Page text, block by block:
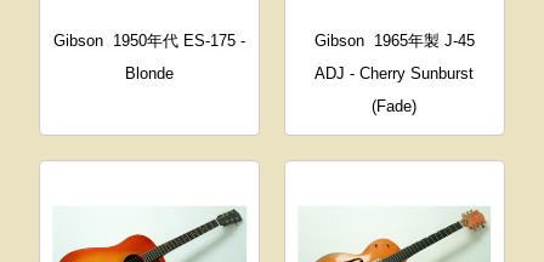
Gibson 1950年代 ES-175 -
Blonde
Gibson
1965年製 J-45
ADJ - Cherry Sunburst
(Fade)